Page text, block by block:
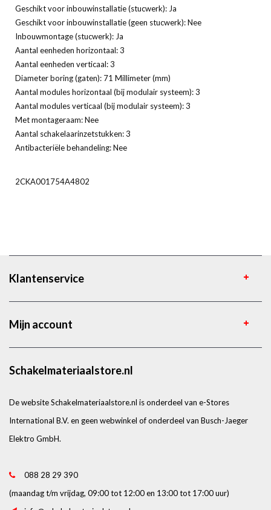
Geschikt voor inbouwinstallatie (stucwerk): Ja
Geschikt voor inbouwinstallatie (geen stucwerk): Nee
Inbouwmontage (stucwerk): Ja
Aantal eenheden horizontaal: 3
Aantal eenheden verticaal: 3
Diameter boring (gaten): 71 Millimeter (mm)
Aantal modules horizontaal (bij modulair systeem): 3
Aantal modules verticaal (bij modulair systeem): 3
Met montageraam: Nee
Aantal schakelaarinzetstukken: 3
Antibacteriële behandeling: Nee
2CKA001754A4802
Klantenservice
Mijn account
Schakelmateriaalstore.nl
De website Schakelmateriaalstore.nl is onderdeel van e-Stores
International B.V. en geen webwinkel of onderdeel van Busch-Jaeger
Elektro GmbH.
088 28 29 390
(maandag t/m vrijdag, 09:00 tot 12:00 en 13:00 tot 17:00 uur)